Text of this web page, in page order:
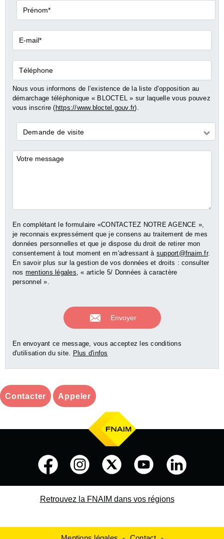
Prénom*
E-
mail*
Téléphone
Nous vous informons de l’existence de la liste d’opposition au
démarchage téléphonique « BLOCTEL » sur laquelle vous pouvez
vous inscrire (https://www.bloctel.gouv.fr).
Demande
*
Demande de visite
Commentaires
En complétant le formulaire «CONTACTEZ NOTRE AGENCE »,
je reconnais expressément que je consens au traitement de mes
données personnelles et que je dispose du droit de retirer mon
consentement à tout moment en m'adressant à support@fnaim.fr.
En savoir plus sur la gestion de vos données et droits : consulter
nos mentions légales , « article 5/ Données à caractère
personnel ».
En envoyant ce message, vous acceptez les conditions
d'utilisation du site. Plus d'infos
Contacter Appeler
Retrouvez la FNAIM dans vos régions